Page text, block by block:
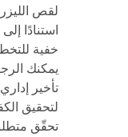
لقص
استنادًا
خفية
يمكنك
تأخير
لتحقيق
تحقّق